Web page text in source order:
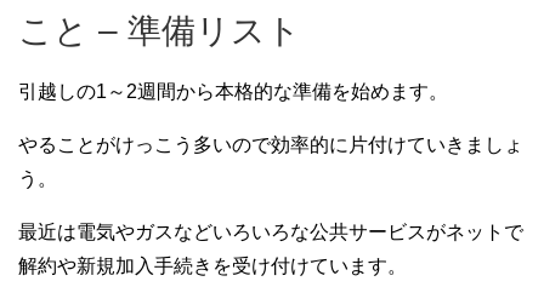
こと – 準備リスト
引越しの1～2週間から本格的な準備を始めます。
やることがけっこう多いので効率的に片付けていきましょ
う。
最近は電気やガスなどいろいろな公共サービスがネットで
解約や新規加入手続きを受け付けています。